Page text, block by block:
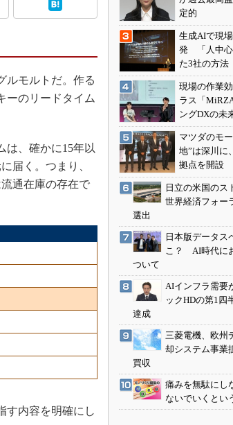
ルモルトだ。作る
ーのリードタイム
、確かに15年以
届く。つまり、
通在庫の存在で
す内容を明確にし
定的
生成AIで現
発 「人中心
た3社の方法
現場の作業
ラス「
ングDXの未
マツダのモ
地”は深川に
拠点を開設
日立の米国のス
世界経済フォー
選出
日本版データス
こ？ AI時代に
ついて
AIインフラ需
ックHDの第1四
達成
三菱電機、欧州
却システム事業
買収
痛みを無駄にし
ないでいくとい